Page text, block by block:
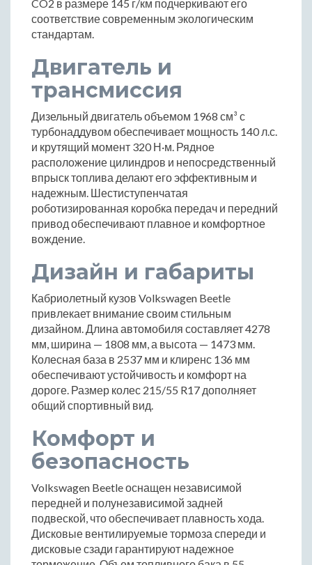
CO2 в размере 145 г/км подчеркивают его
соответствие современным экологическим
стандартам.
Двигатель и
трансмиссия
Дизельный двигатель объемом 1968 см³ с
турбонаддувом обеспечивает мощность 140 л.с.
и крутящий момент 320 Н·м. Рядное
расположение цилиндров и непосредственный
впрыск топлива делают его эффективным и
надежным. Шестиступенчатая
роботизированная коробка передач и передний
привод обеспечивают плавное и комфортное
вождение.
Дизайн и габариты
Кабриолетный кузов Volkswagen Beetle
привлекает внимание своим стильным
дизайном. Длина автомобиля составляет 4278
мм, ширина — 1808 мм, а высота — 1473 мм.
Колесная база в 2537 мм и клиренс 136 мм
обеспечивают устойчивость и комфорт на
дороге. Размер колес 215/55 R17 дополняет
общий спортивный вид.
Комфорт и
безопасность
Volkswagen Beetle оснащен независимой
передней и полунезависимой задней
подвеской, что обеспечивает плавность хода.
Дисковые вентилируемые тормоза спереди и
дисковые сзади гарантируют надежное